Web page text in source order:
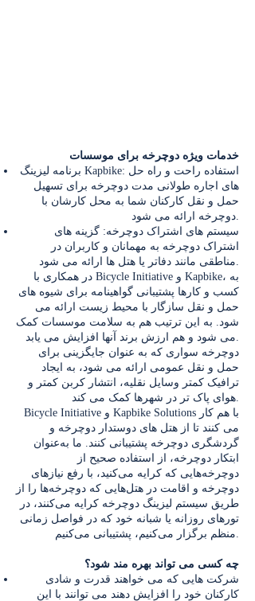
خدمات ویژه دوچرخه برای موسسات
برنامه لیزینگ Kapbike: استفاده راحت و راه حل
های اجاره طولانی مدت دوچرخه برای تسهیل
حمل و نقل کارکنان شما به محل کارشان با
دوچرخه ارائه می شود.
سیستم های اشتراک دوچرخه: گزینه های
اشتراک دوچرخه به مهمانان و کاربران در
مناطقی مانند دفاتر یا هتل ها ارائه می شود.
در همکاری با Bicycle Initiative و Kapbike، به
کسب و کارها پشتیبانی گواهینامه برای شیوه های
حمل و نقل سازگار با محیط زیست ارائه می
شود. به این ترتیب هم به سلامت موسسات کمک
می شود و هم ارزش برند آنها افزایش می یابد.
دوچرخه سواری که به عنوان جایگزینی برای
حمل و نقل عمومی ارائه می شود، به ایجاد
ترافیک کمتر وسایل نقلیه، انتشار کربن کمتر و
هوای پاک تر در شهرها کمک می کند.
Bicycle Initiative و Kapbike Solutions با هم کار
می کنند تا از هتل های دوستدار دوچرخه و
گردشگری دوچرخه پشتیبانی کنند. ما به‌عنوان
ابتکار دوچرخه، از استفاده صحیح از
دوچرخه‌هایی که کرایه می‌کنید، با رفع نیازهای
دوچرخه و اقامت در هتل‌هایی که دوچرخه‌ها را از
طریق سیستم لیزینگ دوچرخه کرایه می‌کنند، در
تورهای روزانه یا شبانه خود که در فواصل زمانی
منظم برگزار می‌کنیم، پشتیبانی می‌کنیم.
چه کسی می تواند بهره مند شود؟
شرکت هایی که می خواهند قدرت و شادی
کارکنان خود را افزایش دهند می توانند با این